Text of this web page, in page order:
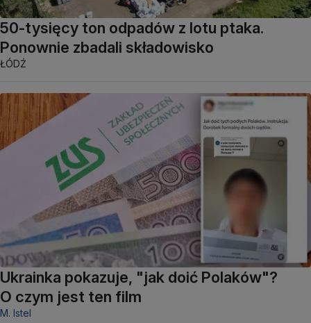
50-tysięcy ton odpadów z lotu ptaka.
Ponownie zbadali składowisko
ŁÓDŹ
Ukrainka pokazuje, "jak doić Polaków"?
O czym jest ten film
M. Istel